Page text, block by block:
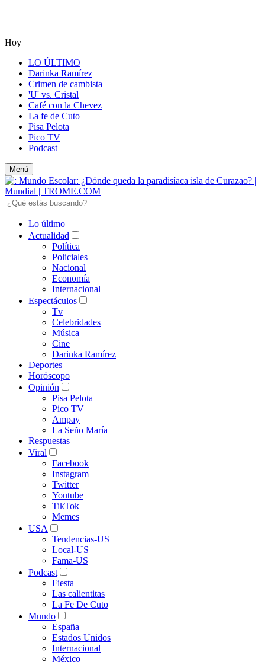
Hoy
LO ÚLTIMO
Darinka Ramírez
Crimen de cambista
'U' vs. Cristal
Café con la Chevez
La fe de Cuto
Pisa Pelota
Pico TV
Podcast
Menú
Lo último
Actualidad
Política
Policiales
Nacional
Economía
Internacional
Espectáculos
Tv
Celebridades
Música
Cine
Darinka Ramírez
Deportes
Horóscopo
Opinión
Pisa Pelota
Pico TV
Ampay
La Seño María
Respuestas
Viral
Facebook
Instagram
Twitter
Youtube
TikTok
Memes
USA
Tendencias-US
Local-US
Fama-US
Podcast
Fiesta
Las calientitas
La Fe De Cuto
Mundo
España
Estados Unidos
Internacional
México